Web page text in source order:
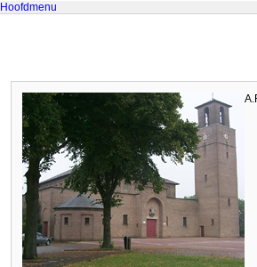
Hoofdmenu